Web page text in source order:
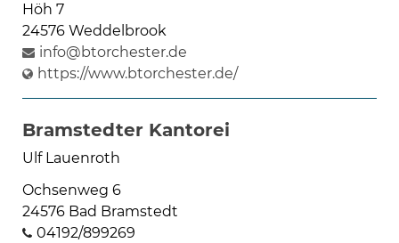
Höh 7
24576 Weddelbrook
info@btorchester.de
https://www.btorchester.de/
Bramstedter Kantorei
Ulf Lauenroth
Ochsenweg 6
24576 Bad Bramstedt
04192/899269